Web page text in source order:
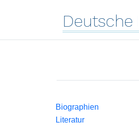
Deutsche
Biographien
Literatur